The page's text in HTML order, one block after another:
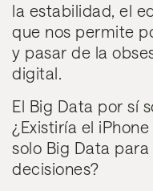
la estabilidad, el
que nos permite
y pasar de la
digital.
El Big Data por sí
¿Existiría el
solo Big Data
decisiones?